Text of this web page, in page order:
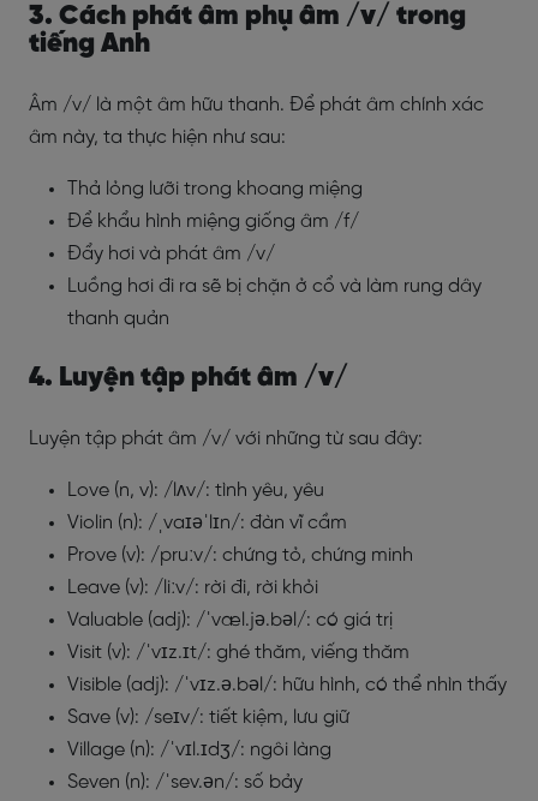
3. Cách phát âm phụ âm /v/ trong
tiếng Anh
Âm /v/ là một âm hữu thanh. Để phát âm chính xác
âm này, ta thực hiện như sau:
Thả lỏng lưỡi trong khoang miệng
Để khẩu hình miệng giống âm /f/
Đẩy hơi và phát âm /v/
Luồng hơi đi ra sẽ bị chặn ở cổ và làm rung dây
thanh quản
4. Luyện tập phát âm /v/
Luyện tập phát âm /v/ với những từ sau đây:
Love (n, v): /lʌv/: tình yêu, yêu
Violin (n): /ˌvaɪəˈlɪn/: đàn vĩ cầm
Prove (v): /pruːv/: chứng tỏ, chứng minh
Leave (v): /liːv/: rời đi, rời khỏi
Valuable (adj): /ˈvæl.jə.bəl/: có giá trị
Visit (v): /ˈvɪz.ɪt/: ghé thăm, viếng thăm
Visible (adj): /ˈvɪz.ə.bəl/: hữu hình, có thể nhìn thấy
Save (v): /seɪv/: tiết kiệm, lưu giữ
Village (n): /ˈvɪl.ɪdʒ/: ngôi làng
Seven (n): /ˈsev.ən/: số bảy